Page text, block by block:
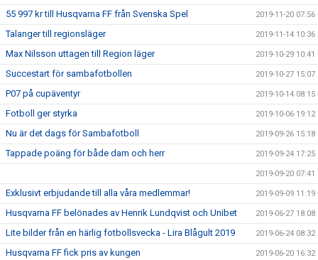
55 997 kr till Husqvarna FF från Svenska Spel 2019-11-20 07:56
Talanger till regionsläger 2019-11-14 10:36
Max Nilsson uttagen till Region läger 2019-10-29 10:41
Succestart för sambafotbollen 2019-10-27 15:07
P07 på cupäventyr 2019-10-14 08:15
Fotboll ger styrka 2019-10-06 19:12
Nu är det dags för Sambafotboll 2019-09-26 15:18
Tappade poäng för både dam och herr 2019-09-24 17:25
2019-09-20 07:41
Exklusivt erbjudande till alla våra medlemmar! 2019-09-09 11:19
Husqvarna FF belönades av Henrik Lundqvist och Unibet 2019-06-27 18:08
Lite bilder från en härlig fotbollsvecka - Lira Blågult 2019 2019-06-24 08:32
Husqvarna FF fick pris av kungen 2019-06-20 16:32